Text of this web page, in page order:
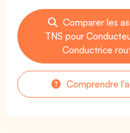
Comparer les
TNS pour
Conductrice
Comprendre